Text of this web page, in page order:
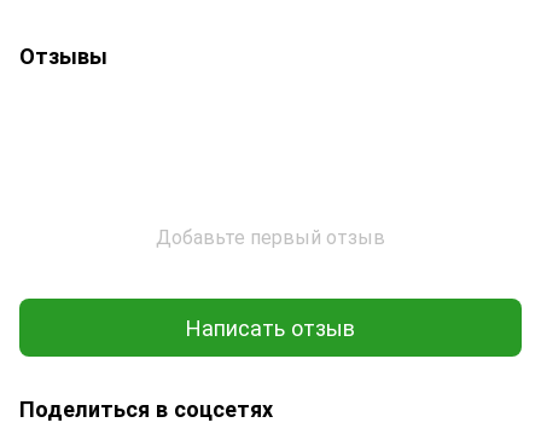
Отзывы
Добавьте первый отзыв
Написать отзыв
Поделиться в соцсетях